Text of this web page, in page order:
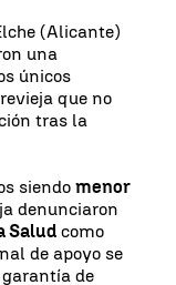
(Alicante)
una
únicos
que no
tras la
siendo menor
denunciaron
Salud como
de apoyo se
de